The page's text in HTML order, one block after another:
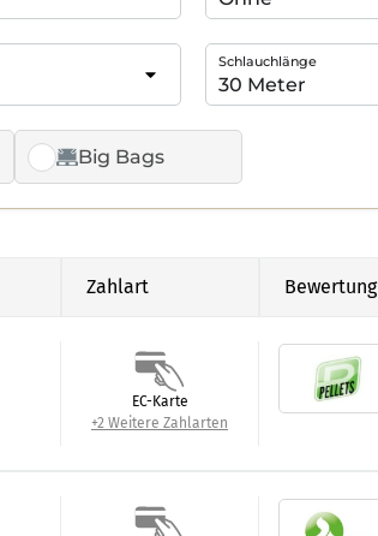
Big Bags
Schlauchlänge
Zahlart Bewertung
EC-Karte
+2 Weitere Zahlarten